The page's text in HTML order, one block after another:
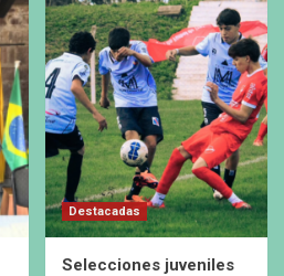
Destacadas
Selecciones juveniles